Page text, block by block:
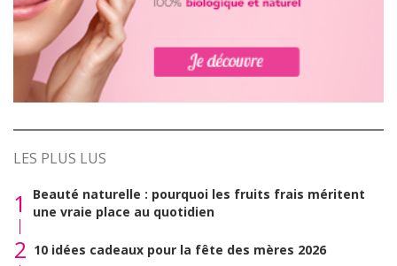
LES PLUS LUS
1
Beauté naturelle : pourquoi les fruits frais méritent
une vraie place au quotidien
2 10 idées cadeaux pour la fête des mères 2026